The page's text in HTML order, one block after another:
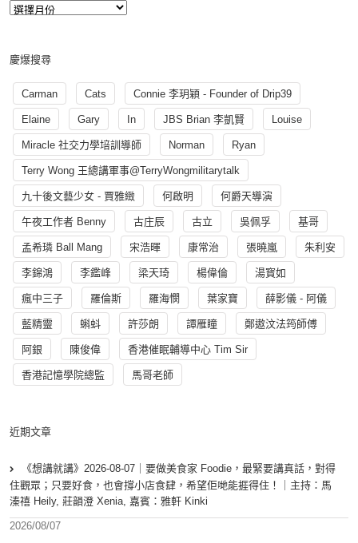
慶爆搜尋
Carman Cats Connie 李玥穎 - Founder of Drip39
Elaine Gary In JBS Brian 李凱賢 Louise
Miracle 社交力學培訓導師 Norman Ryan
Terry Wong 王總講軍事@TerryWongmilitarytalk
九十後文藝少女 - 賈雅緻 何啟明 何爵天導演
午夜工作者 Benny 古庄辰 古立 吳佩孚 基哥
孟希璘 Ball Mang 宋浩暉 康常治 張曉嵐 朱利安
李錦鴻 李鑑峰 梁天琦 楊偉倫 湯寳如
瘋中三子 羅倫斯 羅海憫 葉家寶 薛影儀 - 阿儀
藍精靈 蝌蚪 許莎朗 譚雁瞳 鄭遨汶法筠師傅
阿銀 陳俊偉 香港催眠輔導中心 Tim Sir
香港記憶學院總監 馬哥老師
近期文章
《想講就講》2026-08-07｜要做美食家 Foodie，最緊要講真話，對得
住觀眾；只要好食，也會撐小店食肆，希望佢哋能捱得住！｜主持：馬
溱禧 Heily, 莊韻澄 Xenia, 嘉賓：雅軒 Kinki
2026/08/07